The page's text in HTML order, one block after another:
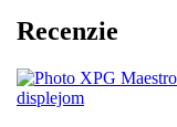
Recenzie